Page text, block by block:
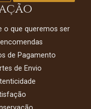
o que queremos ser
de Pagamento
de Envio